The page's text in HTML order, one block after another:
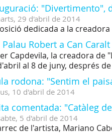
"Divertimento",
29 d'abril de 2014
dedicada a la
Palau Robert a Can Caralt
Capdevila, la creadora de
al 8 de juny, després
rodona: "Sentim el
10 d'abril de 2014
comentada: "Catàleg
5 d'abril de 2014
de l'artista, Mariano